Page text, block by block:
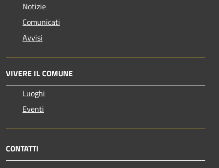
Notizie
Comunicati
Avvisi
VIVERE IL COMUNE
Luoghi
Eventi
CONTATTI